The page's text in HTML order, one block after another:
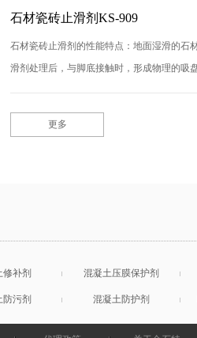
石材瓷砖止滑剂KS-909
石材瓷砖止滑剂的性能特点：地面湿滑的石
滑剂处理后，与脚底接触时，形成物理的吸
更多
补剂 混凝土压膜保护剂
污剂 混凝土防护剂